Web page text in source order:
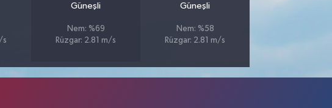
s
Güneşli
Nem: %69
Rüzgar: 2.81 m/s
Güneşli
Nem: %58
Rüzgar: 2.81 m/s